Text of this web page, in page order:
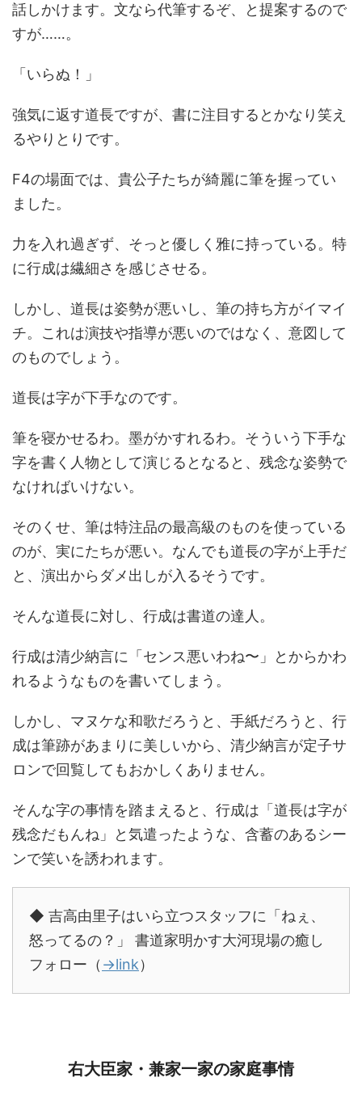
話しかけます。文なら代筆するぞ、と提案するので
すが……。
「いらぬ！」
強気に返す道長ですが、書に注目するとかなり笑え
るやりとりです。
F4の場面では、貴公子たちが綺麗に筆を握ってい
ました。
力を入れ過ぎず、そっと優しく雅に持っている。特
に行成は繊細さを感じさせる。
しかし、道長は姿勢が悪いし、筆の持ち方がイマイ
チ。これは演技や指導が悪いのではなく、意図して
のものでしょう。
道長は字が下手なのです。
筆を寝かせるわ。墨がかすれるわ。そういう下手な
字を書く人物として演じるとなると、残念な姿勢で
なければいけない。
そのくせ、筆は特注品の最高級のものを使っている
のが、実にたちが悪い。なんでも道長の字が上手だ
と、演出からダメ出しが入るそうです。
そんな道長に対し、行成は書道の達人。
行成は清少納言に「センス悪いわね〜」とからかわ
れるようなものを書いてしまう。
しかし、マヌケな和歌だろうと、手紙だろうと、行
成は筆跡があまりに美しいから、清少納言が定子サ
ロンで回覧してもおかしくありません。
そんな字の事情を踏まえると、行成は「道長は字が
残念だもんね」と気遣ったような、含蓄のあるシー
ンで笑いを誘われます。
◆ 吉高由里子はいら立つスタッフに「ねぇ、
怒ってるの？」 書道家明かす大河現場の癒し
フォロー（ →link）
右大臣家・兼家一家の家庭事情